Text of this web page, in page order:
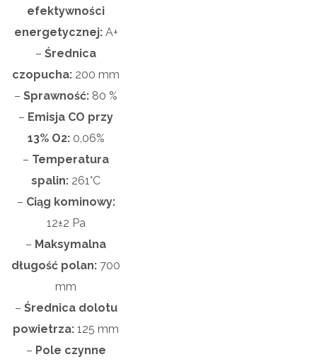
efektywności
energetycznej: A+
–Średnica
czopucha: 200 mm
–Sprawność: 80 %
– Emisja CO przy
13% O2: 0,06%
– Temperatura
spalin: 261°C
– Ciąg kominowy:
12±2 Pa
– Maksymalna
długość polan: 700
mm
– Średnica dolotu
powietrza:125 mm
– Pole czynne